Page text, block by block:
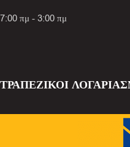
7:00 πμ - 3:00 πμ
ΤΡΑΠΕΖΙΚΟΙ